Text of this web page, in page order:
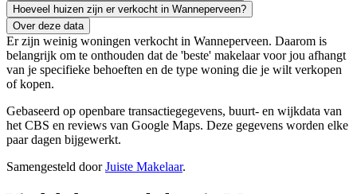
Hoeveel huizen zijn er verkocht in Wanneperveen?
Over deze data
Er zijn weinig woningen verkocht in Wanneperveen. Daarom is
belangrijk om te onthouden dat de 'beste' makelaar voor jou afhangt
van je specifieke behoeften en de type woning die je wilt verkopen
of kopen.
Gebaseerd op openbare transactiegegevens, buurt- en wijkdata van
het CBS en reviews van Google Maps. Deze gegevens worden elke
paar dagen bijgewerkt.
Samengesteld doorJuiste Makelaar.